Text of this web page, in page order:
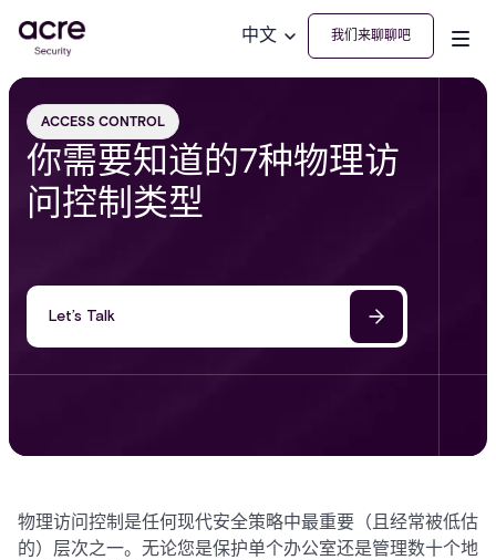
中文 我们来聊聊吧
ACCESS CONTROL
你需要知道的7种物理访
问控制类型
Let’s Talk
物理访问控制是任何现代安全策略中最重要（且经常被低估
的）层次之一。无论您是保护单个办公室还是管理数十个地